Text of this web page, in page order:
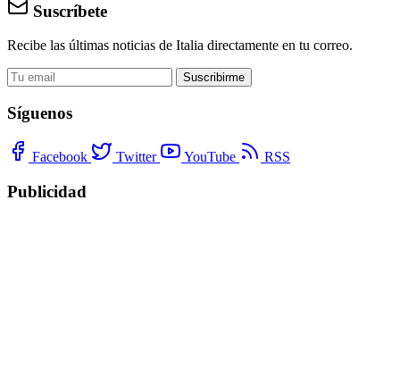
Suscríbete
Recibe las últimas noticias de Italia directamente en tu correo.
Suscribirme
Síguenos
Facebook Twitter YouTube RSS
Publicidad